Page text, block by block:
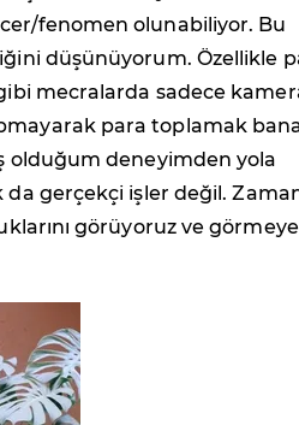
fenomen olunabiliyor. Bu
düşünüyorum. Özellikle
mecralarda sadece
para toplamak
olduğum deneyimden yola
gerçekçi işler değil.
görüyoruz ve görmeye